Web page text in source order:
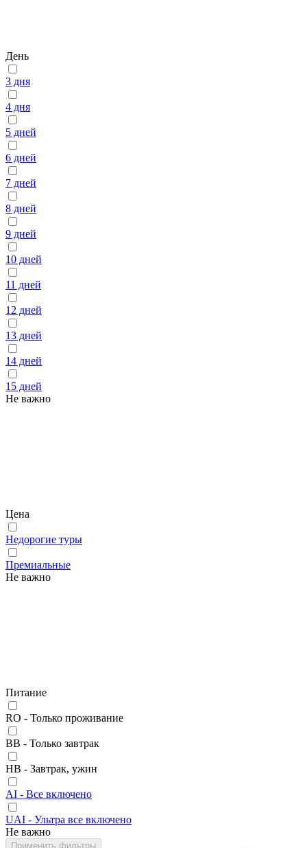
День
3 дня
4 дня
5 дней
6 дней
7 дней
8 дней
9 дней
10 дней
11 дней
12 дней
13 дней
14 дней
15 дней
Не важно
Цена
Недорогие туры
Премиальные
Не важно
Питание
RO - Только проживание
BB - Только завтрак
HB - Завтрак, ужин
AI - Все включено
UAI - Ультра все включено
Не важно
Применить фильтры